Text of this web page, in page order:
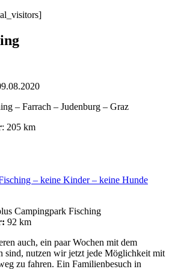
– Farrach – Judenburg – Graz
: 205 km
– keine Kinder – keine Hunde
Campingpark Fisching
92 km
auch, ein paar Wochen mit dem
sind, nutzen wir jetzt jede Möglichkeit mit
zu fahren. Ein Familienbesuch in